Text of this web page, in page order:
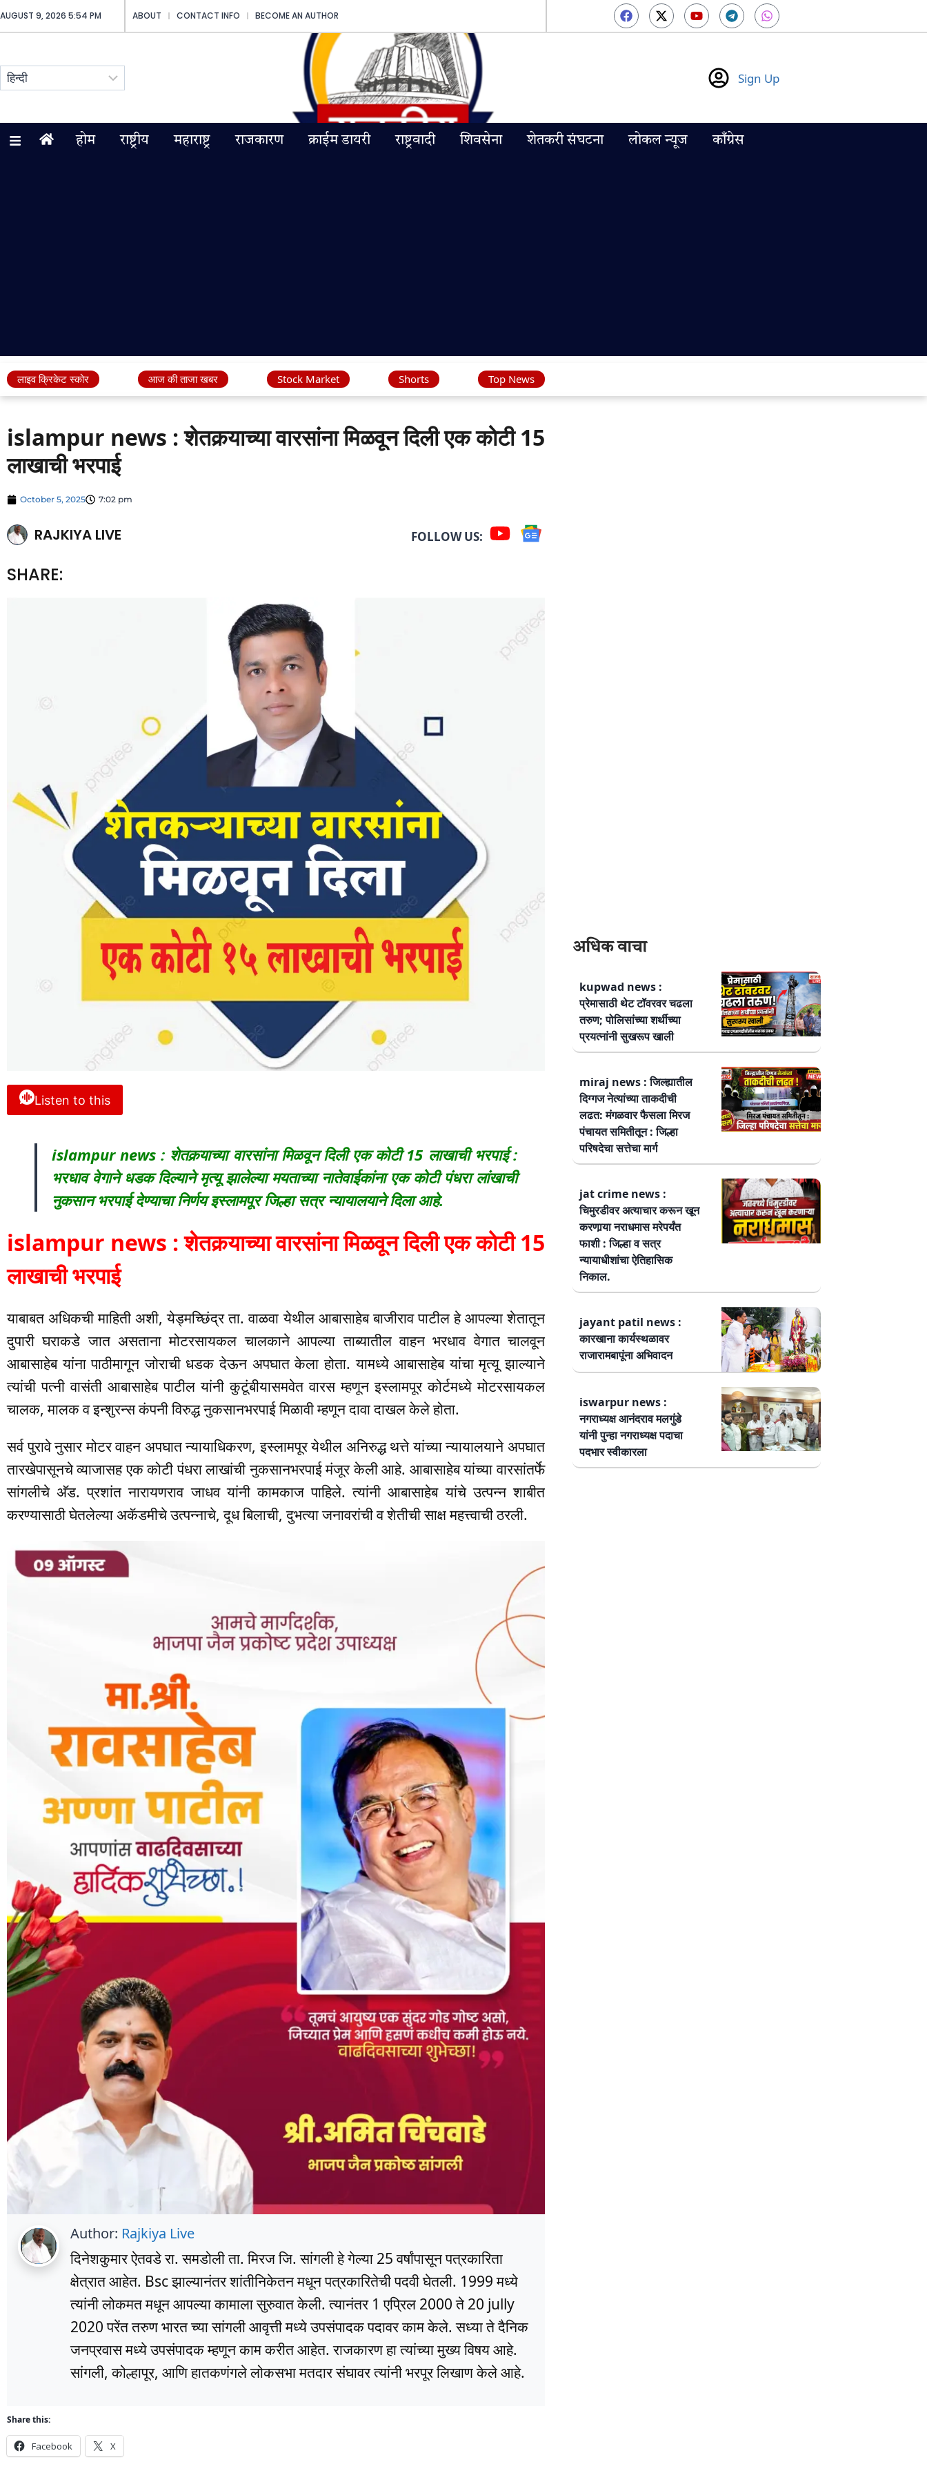
AUGUST 9, 2026 5:54 PM ABOUT CONTACT INFO BECOME AN AUTHOR
Sign Up
होम राष्ट्रीय महाराष्ट्र राजकारण क्राईम डायरी राष्ट्रवादी शिवसेना शेतकरी संघटना लोकल न्यूज काँग्रेस
लाइव क्रिकेट स्कोर आज की ताजा खबर Stock Market Shorts Top News
islampur news : शेतकर्‍याच्या वारसांना मिळवून दिली एक कोटी 15
लाखाची भरपाई
October 5, 2025 7:02 pm
RAJKIYA LIVE FOLLOW US:
SHARE:
Listen to this
islampur news : शेतकर्‍याच्या वारसांना मिळवून दिली एक कोटी 15 लाखाची भरपाई :
भरधाव वेगाने धडक दिल्याने मृत्यू झालेल्या मयताच्या नातेवाईकांना एक कोटी पंधरा लांखाची
नुकसान भरपाई देण्याचा निर्णय इस्लामपूर जिल्हा सत्र न्यायालयाने दिला आहे.
islampur news : शेतकर्‍याच्या वारसांना मिळवून दिली एक कोटी 15
लाखाची भरपाई
याबाबत अधिकची माहिती अशी, येड्मच्छिंद्र ता. वाळवा येथील आबासाहेब बाजीराव पाटील हे आपल्या शेतातून
दुपारी घराकडे जात असताना मोटरसायकल चालकाने आपल्या ताब्यातील वाहन भरधाव वेगात चालवून
आबासाहेब यांना पाठीमागून जोराची धडक देऊन अपघात केला होता. यामध्ये आबासाहेब यांचा मृत्यू झाल्याने
त्यांची पत्नी वासंती आबासाहेब पाटील यांनी कुटूंबीयासमवेत वारस म्हणून इस्लामपूर कोर्टमध्ये मोटरसायकल
चालक, मालक व इन्शुरन्स कंपनी विरुद्ध नुकसानभरपाई मिळावी म्हणून दावा दाखल केले होता.
सर्व पुरावे नुसार मोटर वाहन अपघात न्यायाधिकरण, इस्लामपूर येथील अनिरुद्ध थत्ते यांच्या न्यायालयाने अपघात
तारखेपासूनचे व्याजासह एक कोटी पंधरा लाखांची नुकसानभरपाई मंजूर केली आहे. आबासाहेब यांच्या वारसांतर्फे
सांगलीचे अ‍ॅड. प्रशांत नारायणराव जाधव यांनी कामकाज पाहिले. त्यांनी आबासाहेब यांचे उत्पन्न शाबीत
करण्यासाठी घेतलेल्या अकॅडमीचे उत्पन्नाचे, दूध बिलाची, दुभत्या जनावरांची व शेतीची साक्ष महत्त्वाची ठरली.
Author: Rajkiya Live
दिनेशकुमार ऐतवडे रा. समडोली ता. मिरज जि. सांगली हे गेल्या 25 वर्षांपासून पत्रकारिता
क्षेत्रात आहेत. Bsc झाल्यानंतर शांतीनिकेतन मधून पत्रकारितेची पदवी घेतली. 1999 मध्ये
त्यांनी लोकमत मधून आपल्या कामाला सुरुवात केली. त्यानंतर 1 एप्रिल 2000 ते 20 jully
2020 परेंत तरुण भारत च्या सांगली आवृत्ती मध्ये उपसंपादक पदावर काम केले. सध्या ते दैनिक
जनप्रवास मध्ये उपसंपादक म्हणून काम करीत आहेत. राजकारण हा त्यांच्या मुख्य विषय आहे.
सांगली, कोल्हापूर, आणि हातकणंगले लोकसभा मतदार संघावर त्यांनी भरपूर लिखाण केले आहे.
Share this:
Facebook X
अधिक वाचा
kupwad news :
प्रेमासाठी थेट टॉवरवर चढला
तरुण; पोलिसांच्या शर्थीच्या
प्रयत्नांनी सुखरूप खाली
miraj news : जिल्ह्यातील
दिग्गज नेत्यांच्या ताकदीची
लढत: मंगळवार फैसला मिरज
पंचायत समितीतून : जिल्हा
परिषदेचा सत्तेचा मार्ग
jat crime news :
चिमुरडीवर अत्याचार करून खून
करणार्‍या नराधमास मरेपर्यंत
फाशी : जिल्हा व सत्र
न्यायाधीशांचा ऐतिहासिक
निकाल.
jayant patil news :
कारखाना कार्यस्थळावर
राजारामबापूंना अभिवादन
iswarpur news :
नगराध्यक्ष आनंदराव मलगुंडे
यांनी पुन्हा नगराध्यक्ष पदाचा
पदभार स्वीकारला